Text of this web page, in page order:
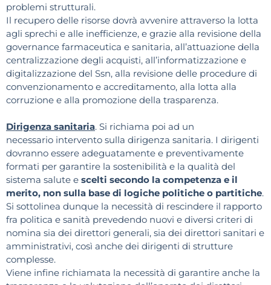
problemi strutturali.
Il recupero delle risorse dovrà avvenire attraverso la lotta
agli sprechi e alle inefficienze, e grazie alla revisione della
governance farmaceutica e sanitaria, all’attuazione della
centralizzazione degli acquisti, all’informatizzazione e
digitalizzazione del Ssn, alla revisione delle procedure di
convenzionamento e accreditamento, alla lotta alla
corruzione e alla promozione della trasparenza.
Dirigenza sanitaria. Si richiama poi ad un
necessario intervento sulla dirigenza sanitaria. I dirigenti
dovranno essere adeguatamente e preventivamente
formati per garantire la sostenibilità e la qualità del
sistema salute e scelti secondo la competenza e il
merito, non sulla base di logiche politiche o partitiche.
Si sottolinea dunque la necessità di rescindere il rapporto
fra politica e sanità prevedendo nuovi e diversi criteri di
nomina sia dei direttori generali, sia dei direttori sanitari e
amministrativi, così anche dei dirigenti di strutture
complesse.
Viene infine richiamata la necessità di garantire anche la